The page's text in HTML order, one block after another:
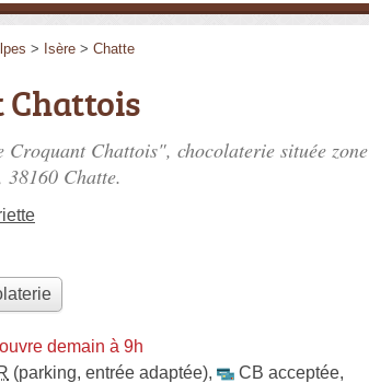
> Isère > Chatte
Chattois
Croquant Chattois", chocolaterie située zone
38160 Chatte.
demain à 9h
(parking, entrée adaptée), CB acceptée,